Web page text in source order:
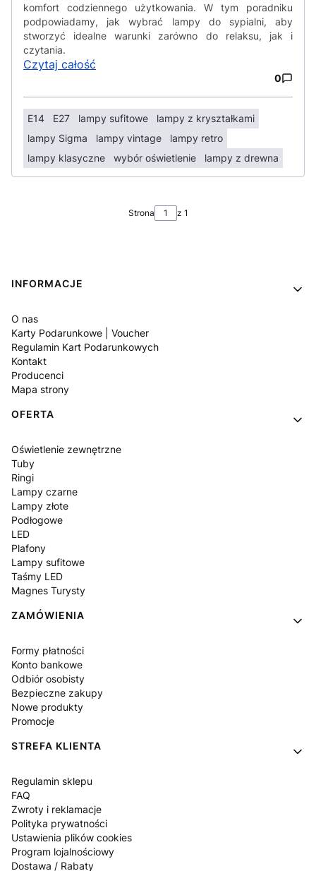
komfort codziennego użytkowania. W tym poradniku
podpowiadamy, jak wybrać lampy do sypialni, aby
stworzyć idealne warunki zarówno do relaksu, jak i
czytania.
Czytaj całość
0
E14 E27 lampy sufitowe
lampy z kryształkami
lampy Sigma
lampy vintage
lampy retro
lampy klasyczne
wybór oświetlenie lampy z drewna
Strona z 1
Linki w stopce
INFORMACJE
O nas
Karty Podarunkowe | Voucher
Regulamin Kart Podarunkowych
Kontakt
Producenci
Mapa strony
OFERTA
Oświetlenie zewnętrzne
Tuby
Ringi
Lampy czarne
Lampy złote
Podłogowe
LED
Plafony
Lampy sufitowe
Taśmy LED
Magnes Turysty
ZAMÓWIENIA
Formy płatności
Konto bankowe
Odbiór osobisty
Bezpieczne zakupy
Nowe produkty
Promocje
STREFA KLIENTA
Regulamin sklepu
FAQ
Zwroty i reklamacje
Polityka prywatności
Ustawienia plików cookies
Program lojalnościowy
Dostawa / Rabaty